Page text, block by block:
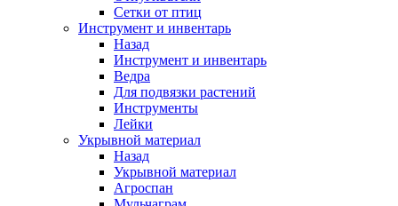
Сетки от птиц
Инструмент и инвентарь
Назад
Инструмент и инвентарь
Ведра
Для подвязки растений
Инструменты
Лейки
Укрывной материал
Назад
Укрывной материал
Агроспан